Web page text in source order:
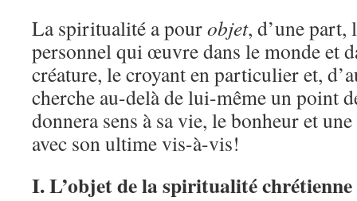
La spiritualité a pourobjet, d’une
personnel qui œuvre dans le monde et
créature, le croyant en particulier et,
cherche au-delà de lui-même un point
donnera sens à sa vie, le bonheur et
avec son ultime vis-à-vis!
I. L’objet de la spiritualité chrétienne